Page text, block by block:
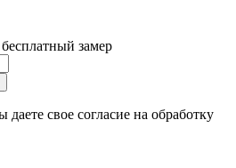
замер
свое согласие на обработку